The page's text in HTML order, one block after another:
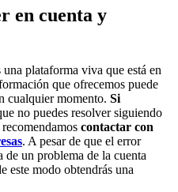
en cuenta y
plataforma viva que está en
que ofrecemos puede
cualquier momento. Si
no puedes resolver siguiendo
contactar con
. A pesar de que el error
de un problema de la cuenta
este modo obtendrás una